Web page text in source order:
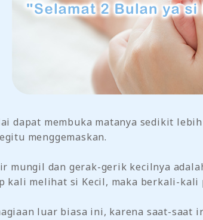
dapat membuka matanya sedikit
menggemaskan.
mungil dan gerak-gerik kecilnya
kali melihat si Kecil, maka berkali-
luar biasa ini, karena saat-saat